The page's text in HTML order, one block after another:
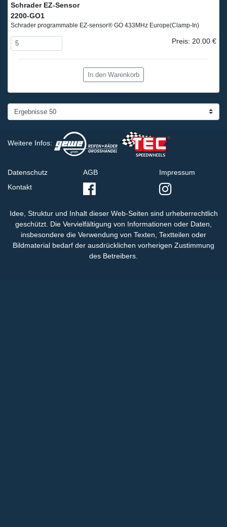
Schrader EZ-Sensor
2200-GO1
Schrader programmable EZ-sensor® GO 433MHz Europe(Clamp-In)
Preis: 20.00 €
In den Warenkorb
Weitere Infos:
Datenschutz
Kontakt
AGB Impressum
Idee, Struktur und Inhalt dieser Web-Seiten sind urheberrechtlich
geschützt. Die Vervielfältigung von Informationen oder Daten,
insbesondere die Verwendung von Texten, Textteilen oder
Bildmaterial bedarf der ausdrücklichen vorherigen Zustimmung
des Betreibers.